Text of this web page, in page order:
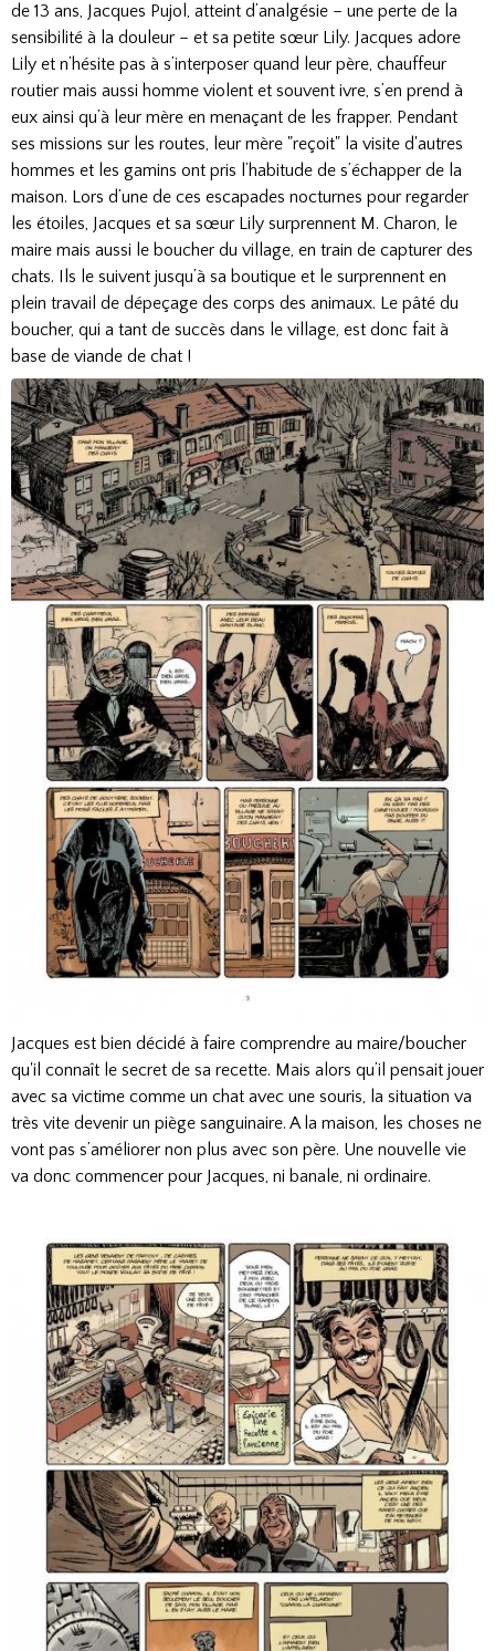
de 13 ans, Jacques Pujol, atteint d’analgésie – une perte de la
sensibilité à la douleur – et sa petite sœur Lily. Jacques adore
Lily et n’hésite pas à s’interposer quand leur père, chauffeur
routier mais aussi homme violent et souvent ivre, s’en prend à
eux ainsi qu’à leur mère en menaçant de les frapper. Pendant
ses missions sur les routes, leur mère "reçoit" la visite d'autres
hommes et les gamins ont pris l’habitude de s’échapper de la
maison. Lors d’une de ces escapades nocturnes pour regarder
les étoiles, Jacques et sa sœur Lily surprennent M. Charon, le
maire mais aussi le boucher du village, en train de capturer des
chats. Ils le suivent jusqu’à sa boutique et le surprennent en
plein travail de dépeçage des corps des animaux. Le pâté du
boucher, qui a tant de succès dans le village, est donc fait à
base de viande de chat !
Jacques est bien décidé à faire comprendre au maire/boucher
qu'il connaît le secret de sa recette. Mais alors qu’il pensait jouer
avec sa victime comme un chat avec une souris, la situation va
très vite devenir un piège sanguinaire. A la maison, les choses ne
vont pas s’améliorer non plus avec son père. Une nouvelle vie
va donc commencer pour Jacques, ni banale, ni ordinaire.